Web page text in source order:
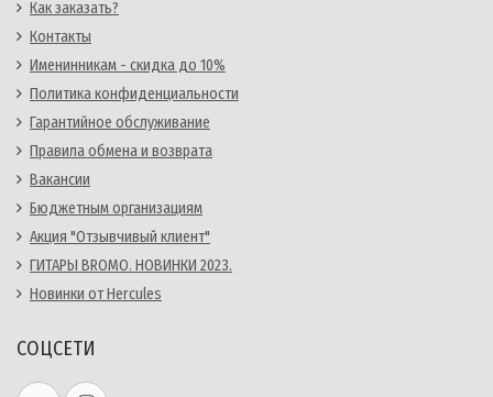
Как заказать?
Контакты
Именинникам - скидка до 10%
Политика конфиденциальности
Гарантийное обслуживание
Правила обмена и возврата
Вакансии
Бюджетным организациям
Акция "Отзывчивый клиент"
ГИТАРЫ BROMO. НОВИНКИ 2023.
Новинки от Hercules
СОЦСЕТИ